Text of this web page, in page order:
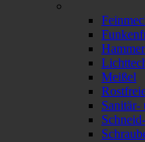
Meißel
Sanitär-